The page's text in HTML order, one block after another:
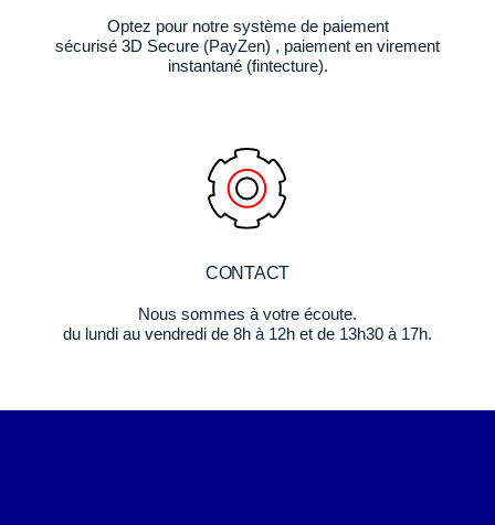
Optez pour notre système de paiement
sécurisé 3D Secure (PayZen) , paiement en virement
instantané (fintecture).
CONTACT
Nous sommes à votre écoute.
du lundi au vendredi de 8h à 12h et de 13h30 à 17h.